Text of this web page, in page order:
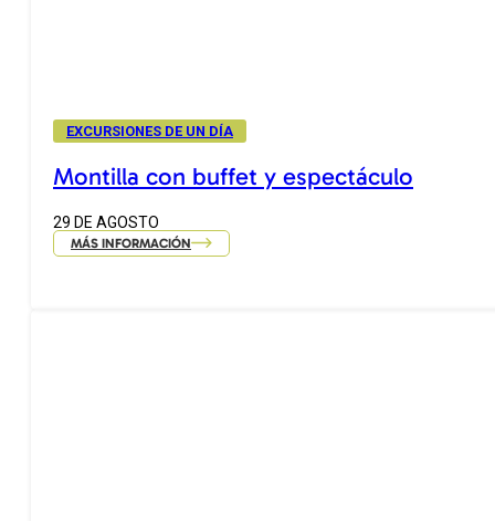
EXCURSIONES DE UN DÍA
Montilla con buffet y espectáculo
29 DE AGOSTO
MÁS INFORMACIÓN